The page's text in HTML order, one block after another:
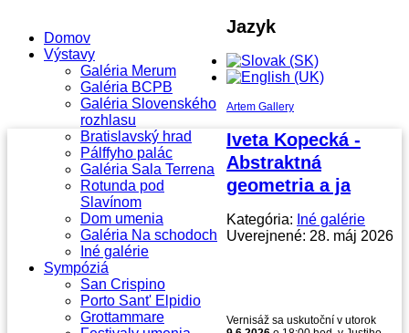
Domov
Výstavy
Galéria Merum
Galéria BCPB
Galéria Slovenského
rozhlasu
Bratislavský hrad
Pálffyho palác
Galéria Sala Terrena
Rotunda pod
Slavínom
Dom umenia
Galéria Na schodoch
Iné galérie
Sympóziá
San Crispino
Porto Sant' Elpidio
Grottammare
Jazyk
Artem Gallery
Iveta Kopecká -
Abstraktná
geometria a ja
Kategória: Iné galérie
Uverejnené: 28. máj 2026
Vernisáž sa uskutoční v utorok